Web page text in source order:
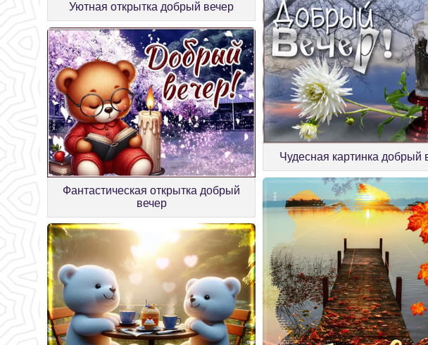
Уютная открытка добрый вечер
Фантастическая открытка добрый
вечер
Чудесная картинка добрый